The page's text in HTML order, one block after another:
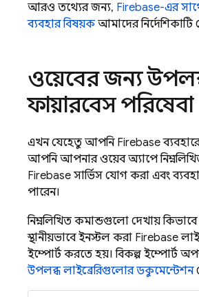
আরও তথ্যের জন্য, Firebase-এর
ব্যবহার বিষয়কআমাদের নির্দেশিকাটি
ওয়েবের জন্য
ফায়ারবেস পরিষেবা
এখন যেহেতু আপনি Firebase
আপনি আপনার ওয়েব অ্যাপে
Firebase সার্ভিস যোগ করা এবং
পারেন।
নিম্নলিখিত কমান্ডগুলো দেখায় কিভাবে
স্থানীয়ভাবে ইনস্টল করা Firebase
ইম্পোর্ট করতে হয়। বিকল্প ইম্পোর্ট
উপলব্ধ লাইব্রেরিগুলোর ডকুমেন্টেশন